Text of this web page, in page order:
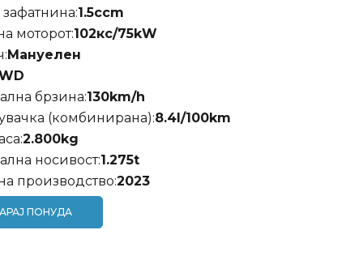
1.5ccm
моторот:102кс/75kW
Мануелен
брзина:130km/h
(комбинирана):8.4l/100km
2.800kg
носивост:1.275t
производство:2023
ПОНУДА